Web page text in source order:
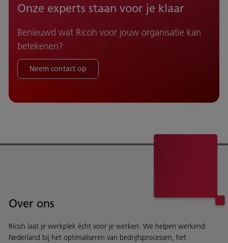
Onze experts staan voor je klaar
Benieuwd wat Ricoh voor jouw organisatie kan
betekenen?
Neem contact op
Over ons
Ricoh laat je werkplek écht voor je werken. We helpen werkend
Nederland bij het optimaliseren van bedrijfsprocessen, het